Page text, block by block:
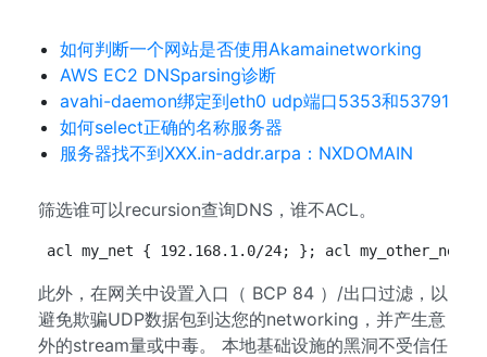
如何判断一个网站是否使用Akamainetworking
AWS EC2 DNSparsing诊断
avahi-daemon绑定到eth0 udp端口5353和53791
如何select正确的名称服务器
服务器找不到XXX.in-addr.arpa：NXDOMAIN
筛选谁可以recursion查询DNS，谁不ACL。
acl my_net { 192.168.1.0/24; }; acl
此外，在网关中设置入口（ BCP 84 ）/出口过滤，以
避免欺骗UDP数据包到达您的networking，并产生意
外的stream量或中毒。 本地基础设施的黑洞不受信任